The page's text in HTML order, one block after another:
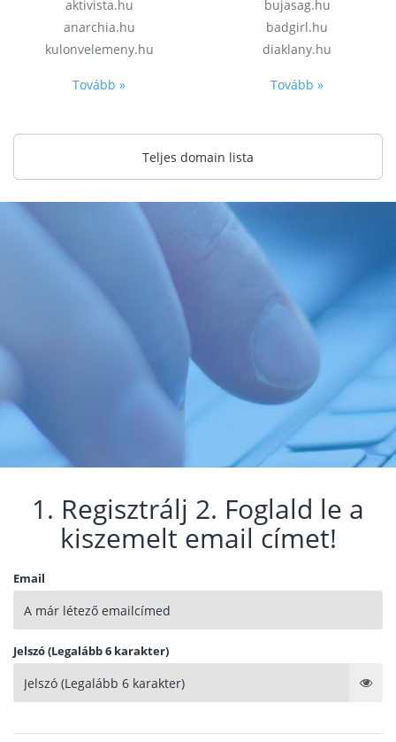
aktivista.hu
anarchia.hu
kulonvelemeny.hu
Tovább »
bujasag.hu
badgirl.hu
diaklany.hu
Tovább »
Teljes domain lista
1. Regisztrálj 2. Foglald le a
kiszemelt email címet!
Email
Jelszó (Legalább 6 karakter)